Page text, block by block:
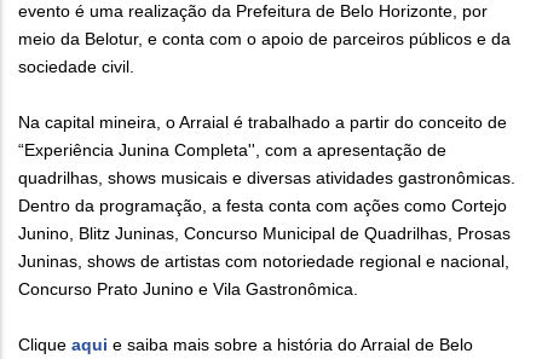
evento é uma realização da Prefeitura de Belo Horizonte, por
meio da Belotur, e conta com o apoio de parceiros públicos e da
sociedade civil.
Na capital mineira, o Arraial é trabalhado a partir do conceito de
“Experiência Junina Completa'', com a apresentação de
quadrilhas, shows musicais e diversas atividades gastronômicas.
Dentro da programação, a festa conta com ações como Cortejo
Junino, Blitz Juninas, Concurso Municipal de Quadrilhas, Prosas
Juninas, shows de artistas com notoriedade regional e nacional,
Concurso Prato Junino e Vila Gastronômica.
Clique aqui e saiba mais sobre a história do Arraial de Belo